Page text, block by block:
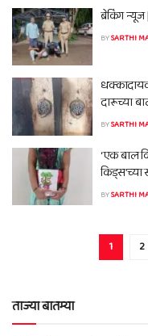
ब्रेकिंग न्यूज
BYSARTHI
दारूच्या
BYSARTHI
‘एक बाल
किड्स’च्या
BYSARTHI
1 2
ताज्या बातम्या